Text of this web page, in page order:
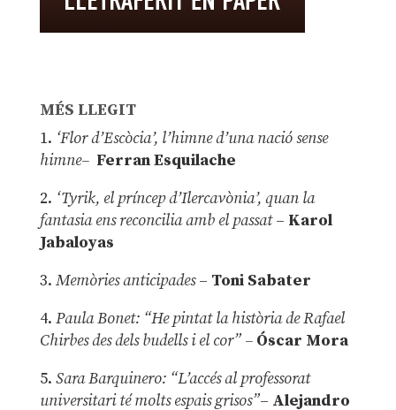
MÉS LLEGIT
1. ‘Flor d’Escòcia’, l’himne d’una nació sense
himne– Ferran Esquilache
2. ‘Tyrik, el príncep d’Ilercavònia’, quan la
fantasia ens reconcilia amb el passat– Karol
Jabaloyas
3. Memòries anticipades– Toni Sabater
4. Paula Bonet: “He pintat la història de Rafael
Chirbes des dels budells i el cor” –Óscar Mora
5. Sara Barquinero: “L’accés al professorat
universitari té molts espais grisos”– Alejandro